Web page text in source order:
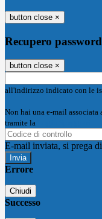
button close ×
Recupero password
button close ×
all'indirizzo indicato con le
Non hai una e-mail associata
tramite la
E-mail inviata, si prega
Errore
Chiudi
Successo